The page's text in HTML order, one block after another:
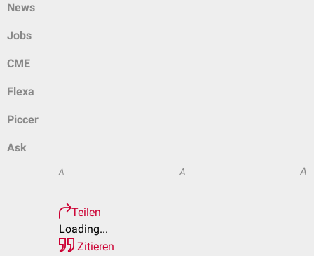
News
Jobs
CME
Flexa
Piccer
Ask
A A A
Teilen
Loading...
Zitieren